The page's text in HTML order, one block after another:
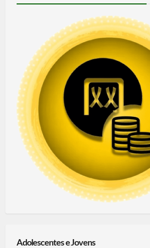
Adolescentes e Jovens